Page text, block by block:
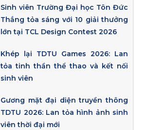
Sinh viên Trường Đại học Tôn Đức
Thắng tỏa sáng với 10 giải thưởng
lớn tại TCL Design Contest 2026
Khép lại TDTU Games 2026: Lan
tỏa tinh thần thể thao và kết nối
sinh viên
Gương mặt đại diện truyền thông
TDTU 2026: Lan tỏa hình ảnh sinh
viên thời đại mới